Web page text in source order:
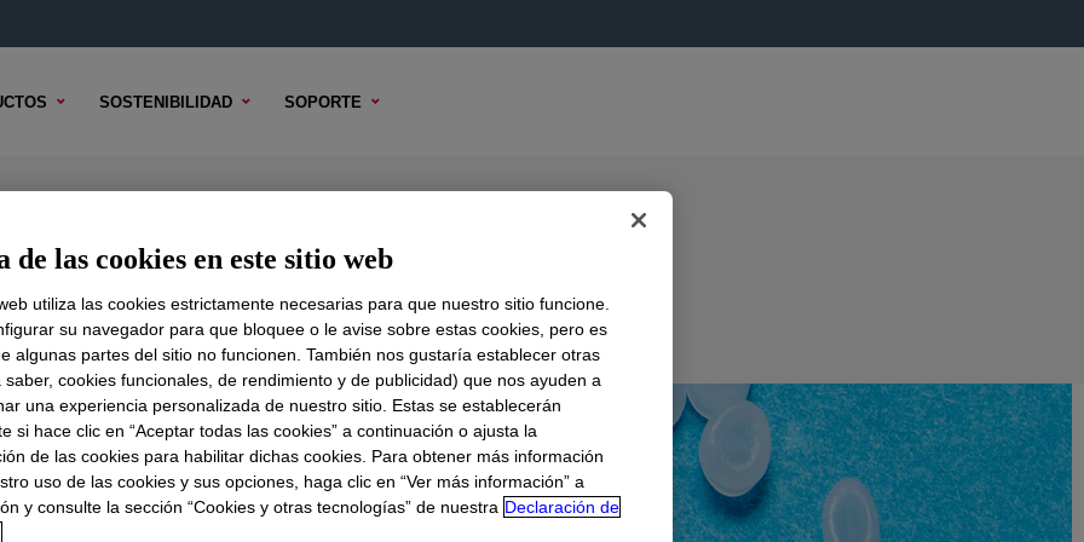
SOSTENIBILIDAD SOPORTE
TÉCNICO OPCIONES DE MUESTRA OPCIONES DE COMPRA
de las cookies en este sitio web
utiliza las cookies estrictamente necesarias para que nuestro sitio funcione.
su navegador para que bloquee o le avise sobre estas cookies, pero es
algunas partes del sitio no funcionen. También nos gustaría establecer otras
saber, cookies funcionales, de rendimiento y de publicidad) que nos ayuden a
una experiencia personalizada de nuestro sitio. Estas se establecerán
si hace clic en “Aceptar todas las cookies” a continuación o ajusta la
de las cookies para habilitar dichas cookies. Para obtener más información
uso de las cookies y sus opciones, haga clic en “Ver más información” a
y consulte la sección “Cookies y otras tecnologías” de nuestra Declaración de